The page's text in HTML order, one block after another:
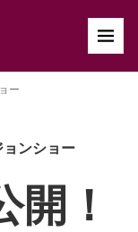
ー
ンショー
！